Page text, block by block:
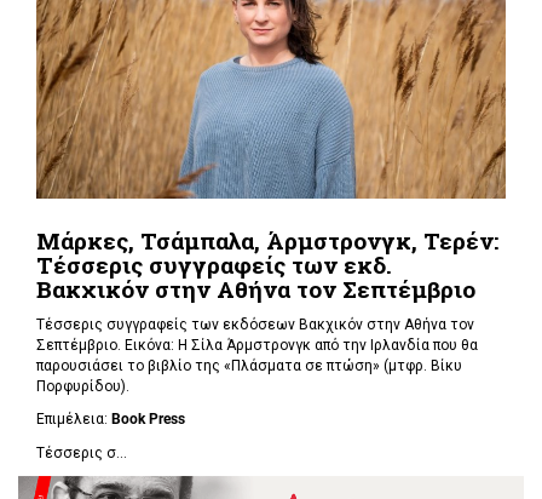
Μάρκες, Τσάμπαλα, Άρμστρονγκ, Τερέν:
Τέσσερις συγγραφείς των εκδ.
Βακχικόν στην Αθήνα τον Σεπτέμβριο
Τέσσερις συγγραφείς των εκδόσεων Βακχικόν στην Αθήνα τον
Σεπτέμβριο. Εικόνα: Η Σίλα Άρμστρονγκ από την Ιρλανδία που θα
παρουσιάσει το βιβλίο της «Πλάσματα σε πτώση» (μτφρ. Βίκυ
Πορφυρίδου).
Επιμέλεια: Book Press
Τέσσερις σ...